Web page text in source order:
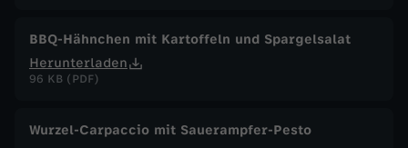
BBQ-Hähnchen mit Kartoffeln und Spargelsalat
Herunterladen
96 KB (PDF)
Wurzel-Carpaccio mit Sauerampfer-Pesto